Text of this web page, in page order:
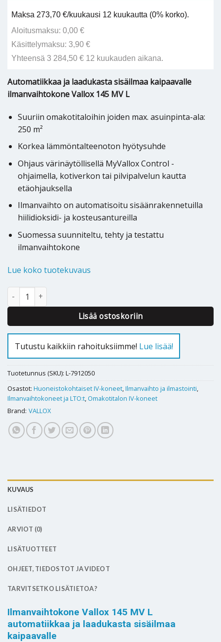
Maksa 273,70 €/kuukausi 12 kuukautta (0% korko).
Aloitusmaksu: 0,00 €
Käsittelymaksu: 3,90 €
Yhteensä 3 284,50 € 12 kuukauden aikana.
Automatiikkaa ja laadukasta sisäilmaa kaipaavalle
ilmanvaihtokone Vallox 145 MV L
Suuriin omakotitaloihin joiden max. asuinpinta-ala:
250 m²
Korkea lämmöntalteenoton hyötysuhde
Ohjaus värinäytöllisellä MyVallox Control -
ohjaimella, kotiverkon tai pilvipalvelun kautta
etäohjauksella
Ilmanvaihto on automatisoitu sisäänrakennetuilla
hiilidioksidi- ja kosteusantureilla
Suomessa suunniteltu, tehty ja testattu
ilmanvaihtokone
Lue koko tuotekuvaus
Ilmanvaihtokone Vallox 145 MV L määrä
Lisää ostoskoriin
Tutustu kaikkiin rahoituksiimme! Lue lisää!
Tuotetunnus (SKU): L-7912050
Osastot: Huoneistokohtaiset IV-koneet,Ilmanvaihto ja ilmastointi,
Ilmanvaihtokoneet ja LTO:t, Omakotitalon IV-koneet
Brand: VALLOX
KUVAUS
LISÄTIEDOT
ARVIOT (0)
LISÄTUOTTEET
OHJEET, TIEDOSTOT JA VIDEOT
TARVITSETKO LISÄTIETOA?
Ilmanvaihtokone Vallox 145 MV L
automatiikkaa ja laadukasta sisäilmaa
kaipaavalle